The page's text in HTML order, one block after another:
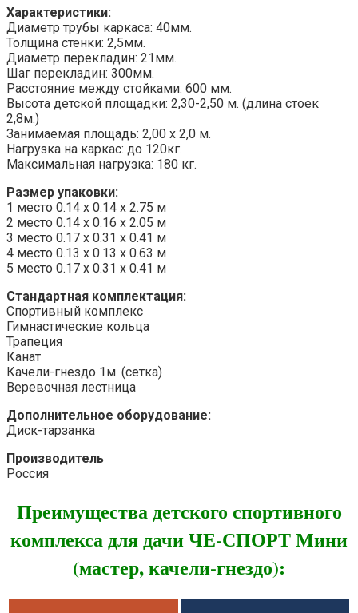
Характеристики:
Диаметр трубы каркаса: 40мм.
Толщина стенки: 2,5мм.
Диаметр перекладин: 21мм.
Шаг перекладин: 300мм.
Расстояние между стойками: 600 мм.
Высота детской площадки: 2,30-2,50 м. (длина стоек
2,8м.)
Занимаемая площадь: 2,00 х 2,0 м.
Нагрузка на каркас: до 120кг.
Максимальная нагрузка: 180 кг.
Размер упаковки:
1 место 0.14 х 0.14 х 2.75 м
2 место 0.14 х 0.16 х 2.05 м
3 место 0.17 х 0.31 х 0.41 м
4 место 0.13 х 0.13 х 0.63 м
5 место 0.17 х 0.31 х 0.41 м
Стандартная комплектация:
Спортивный комплекс
Гимнастические кольца
Трапеция
Канат
Качели-гнездо 1м. (сетка)
Веревочная лестница
Дополнительное оборудование:
Диск-тарзанка
Производитель
Россия
Преимущества детского спортивного
комплекса для дачи ЧЕ-СПОРТ Мини
(мастер, качели-гнездо):